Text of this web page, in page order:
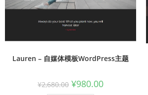
Lauren – 自媒体模板WordPress主题
¥2,680.00 ¥980.00